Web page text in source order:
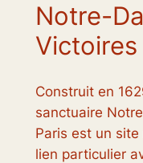
Notre-
Victoires
Construit en
sanctuaire
Paris est un
lien particulier